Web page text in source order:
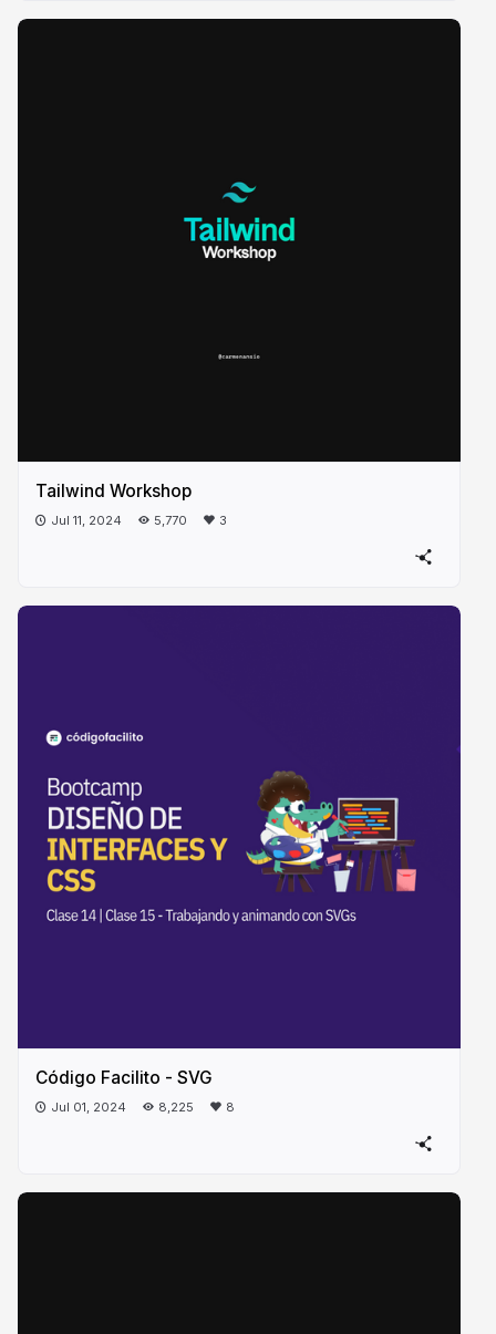
Tailwind Workshop
Jul 11, 2024 5,770 3
Código Facilito - SVG
Jul 01, 2024 8,225 8